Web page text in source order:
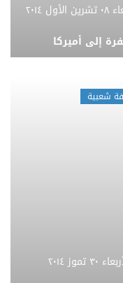
٢٠١٤
إلى أميركا
شعبية
٣٠ تموز ٢٠١٤